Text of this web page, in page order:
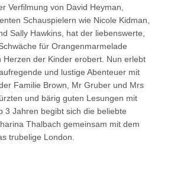
Verfilmung von David Heyman,
Schauspielern wie Nicole Kidman,
Sally Hawkins, hat der liebenswerte,
für Orangenmarmelade
Herzen der Kinder erobert. Nun erlebt
und lustige Abenteuer mit
Familie Brown, Mr Gruber und Mrs
und bärig guten Lesungen mit
3 Jahren begibt sich die beliebte
Thalbach gemeinsam mit dem
trubelige London.